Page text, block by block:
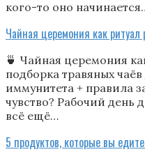
кого-то оно
Чайная церемония как ритуал
🍵 Чайная церемония
подборка травяных
иммунитета + правила
чувство? Рабочий день
всё ещё…
5 продуктов, которые вы